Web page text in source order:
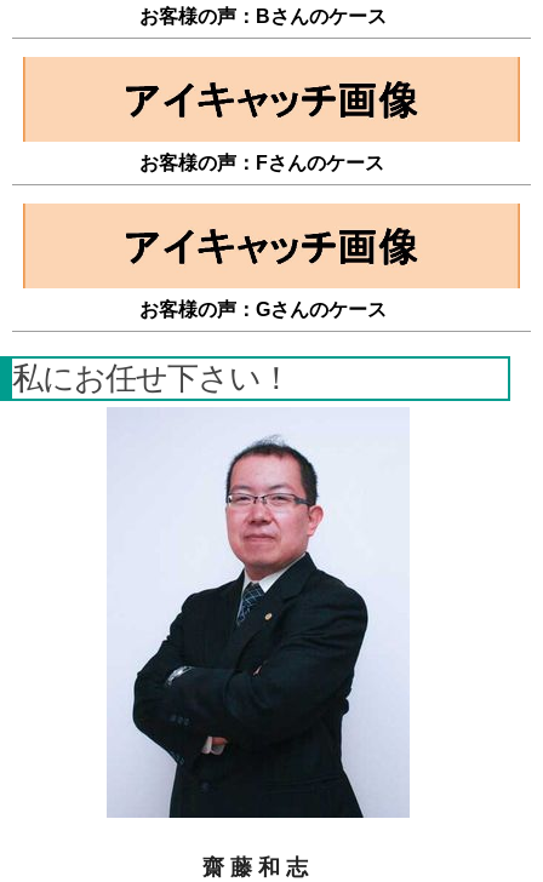
お客様の声：Bさんのケース
お客様の声：Fさんのケース
お客様の声：Gさんのケース
私にお任せ下さい！
齋藤和志